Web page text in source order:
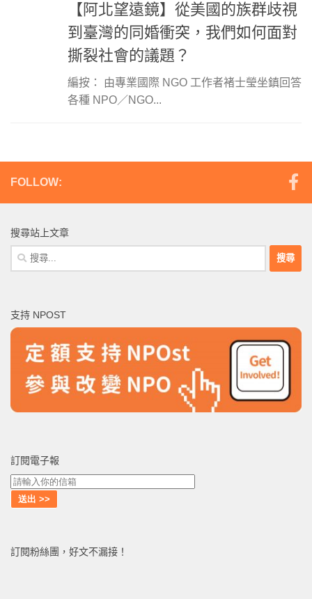
【阿北望遠鏡】從美國的族群歧視
到臺灣的同婚衝突，我們如何面對
撕裂社會的議題？
編按： 由專業國際 NGO 工作者褚士瑩坐鎮回答
各種 NPO／NGO...
FOLLOW:
搜尋站上文章
搜
尋
字:
支持 NPOST
訂閱電子報
訂閱粉絲團，好文不漏接！